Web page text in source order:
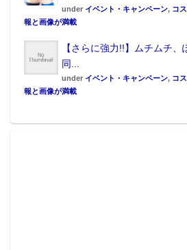
under イベント・キャンペーン, コ
報と画像が満載
【さらに強力!!】ムチムチ
同...
under イベント・キャンペーン, コ
報と画像が満載